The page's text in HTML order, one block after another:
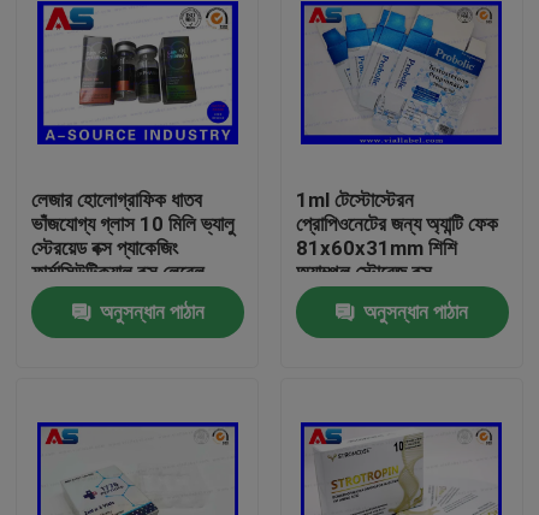
পণ্য
আমাদের সম্পর্কে
লেজার হোলোগ্রাফিক ধাতব
ভাঁজযোগ্য গ্লাস 10 মিলি ভ্যালু
স্টেরয়েড বক্স প্যাকেজিং
ফার্মাসিউটিক্যাল বক্স লেবেল
অনুসন্ধান পাঠান
1ml টেস্টোস্টেরন
প্রোপিওনেটের জন্য অ্যান্টি ফেক
81x60x31mm শিশি
অ্যাম্পুল স্টোরেজ বক্স
অনুসন্ধান পাঠান